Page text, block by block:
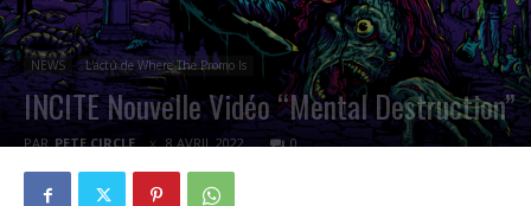
NEWS L'actu de Where The Promo Is
INCITE Nouvelle Vidéo “Mental Destruction”
PAR PETE CIRCLE 8 AVRIL 2022 0